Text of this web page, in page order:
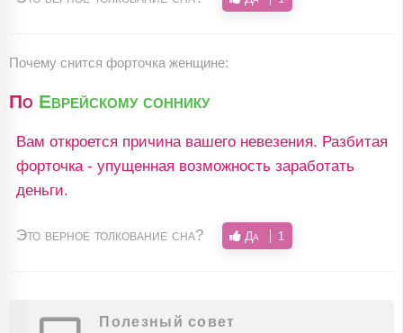
Почему снится форточка женщине:
По Еврейскому соннику
Вам откроется причина вашего невезения. Разбитая
форточка - упущенная возможность заработать
деньги.
Это верное толкование сна? Да 1
Полезный совет